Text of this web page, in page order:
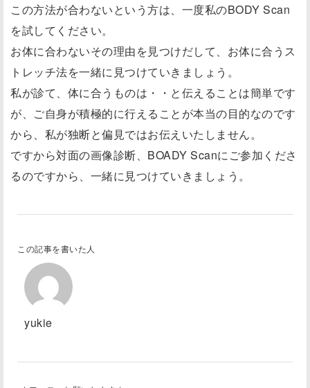
この方法が合わないという方は、一度私のBODY Scan
を試してください。
お体に合わないその理由を見つけだして、お体に合うス
トレッチ法を一緒に見つけていきましょう。
私が診て、体に合うものは・・と伝えることは簡単です
が、ご自身が積極的に行えることが本当の目的なのです
から、私が独断と偏見ではお伝えいたしません。
ですから対面の画像診断、BOADY Scanにご参加くださ
るのですから、一緒に見つけていきましょう。
この記事を書いた人
yukie